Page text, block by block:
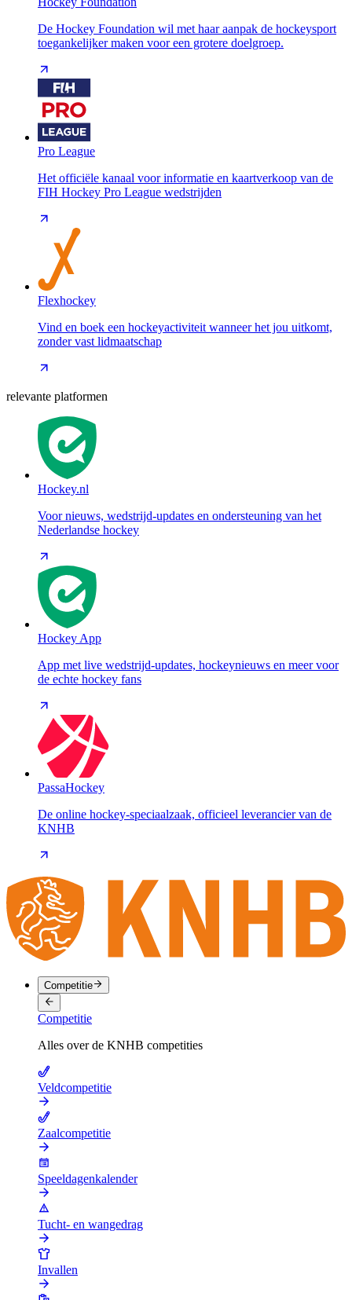
De Hockey Foundation wil met haar aanpak de hockeysport
toegankelijker maken voor een grotere doelgroep.
Pro League
Het officiële kanaal voor informatie en kaartverkoop van de
FIH Hockey Pro League wedstrijden
Flexhockey
Vind en boek een hockeyactiviteit wanneer het jou uitkomt,
zonder vast lidmaatschap
relevante platformen
Hockey.nl
Voor nieuws, wedstrijd-updates en ondersteuning van het
Nederlandse hockey
Hockey App
App met live wedstrijd-updates, hockeynieuws en meer voor
de echte hockey fans
PassaHockey
De online hockey-speciaalzaak, officieel leverancier van de
KNHB
Competitie
Competitie
Alles over de KNHB competities
Veldcompetitie
Zaalcompetitie
Speeldagenkalender
Tucht- en wangedrag
Invallen